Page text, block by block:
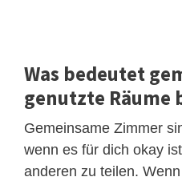
Was bedeutet
genutzte Räume
Gemeinsame Zimmer
wenn es für dich okay
anderen zu teilen.